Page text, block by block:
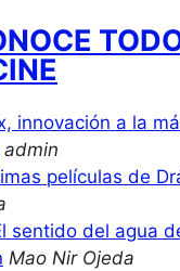
innovación a la
admin
películas de
sentido del agua
Mao Nir Ojeda